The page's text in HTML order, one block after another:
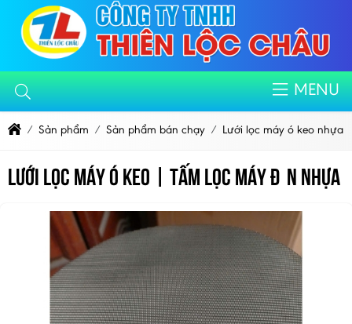
MENU
Sản phẩm Sản phẩm bán chạy Lưới lọc máy ó keo nhựa
Lưới lọc máy ó keo | Tấm lọc máy đùn nhựa